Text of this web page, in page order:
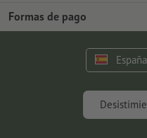
Protección del medio
Programa Premium
Tutoriales de Photoshop
Fuentes y Herramientas
Formas de pago
España